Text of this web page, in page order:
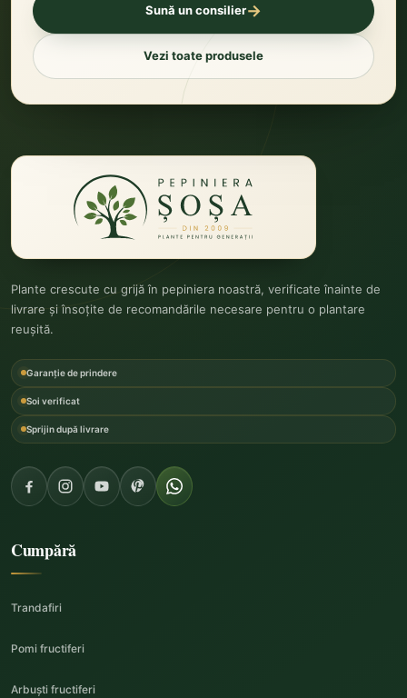
Sună un consilier→
Vezi toate produsele
Plante crescute cu grijă în pepiniera noastră, verificate înainte de
livrare și însoțite de recomandările necesare pentru o plantare
reușită.
Garanție de prindere
Soi verificat
Sprijin după livrare
Cumpără
Trandafiri
Pomi fructiferi
Arbuști fructiferi